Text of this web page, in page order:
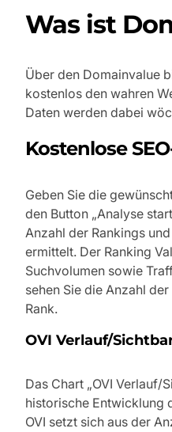
Was ist
Über den Domainvalue
kostenlos den wahren
Daten werden dabei
Kostenlose
Geben Sie die
den Button „Analyse
Anzahl der Rankings
ermittelt. Der Ranking
Suchvolumen sowie
sehen Sie die Anzahl
Rank.
OVI Verlauf/
Das Chart „OVI Verlauf/
historische Entwicklung
OVI setzt sich aus der